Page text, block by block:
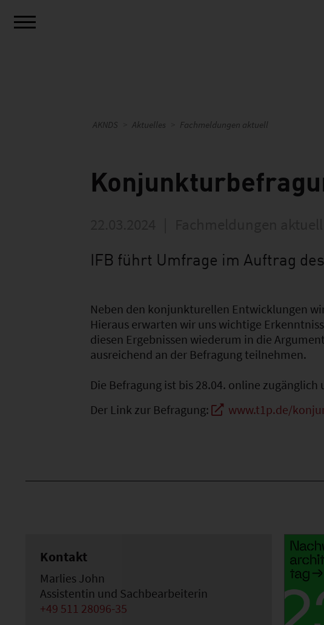
AKNDS Aktuelles Fachmeldungen aktuell
IFB führt Umfrage im Auftrag
Neben den konjunkturellen Entwicklungen
Hieraus erwarten wir uns wichtige
diesen Ergebnissen wiederum in die
ausreichend an der Befragung teilnehmen.
Die Befragung ist bis 28.04. online
Der Link zur Befragung:
www.t1p.de/
Kontakt
Marlies John
Assistentin und Sachbearbeiterin
+49 511 28096-35